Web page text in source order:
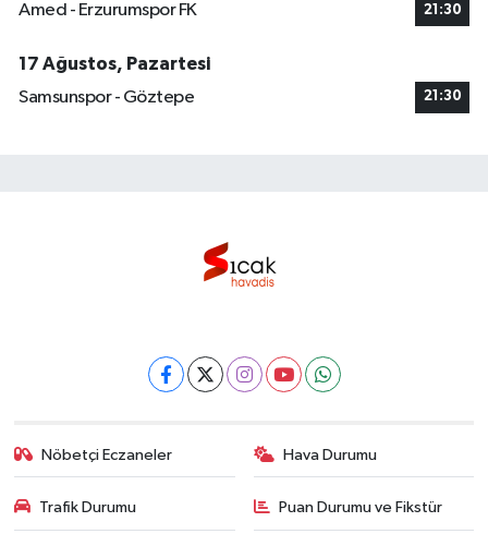
Amed - Erzurumspor FK 21:30
17 Ağustos, Pazartesi
Samsunspor - Göztepe
21:30
Nöbetçi Eczaneler Hava Durumu
Trafik Durumu Puan Durumu ve Fikstür